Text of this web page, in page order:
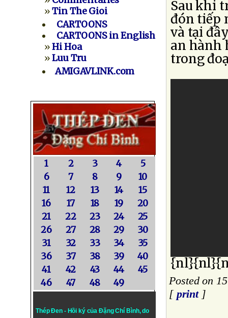
»Tin The Gioi
CARTOONS
CARTOONS in English
»Hi Hoa
»Luu Tru
AMIGAVLINK.com
1 2 3 4
5
6
7 8 9
10
11
12 13 14
15
16
17 18 19
20
21
22 23 24
25
26
27 28 29
30
31
32 33 34
35
36
37 38 39
40
41
42 43 44
45
46
47 48 49
Thép Đen - Hồi ký của Đặng Chí Bình, do
Sau khi
đón tiếp
và tại
an hành
trong
Posted on
[ print]